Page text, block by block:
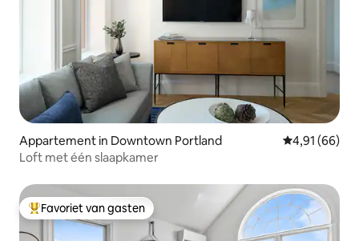
Appartement in Downtown Portland Gemiddelde
4,91 (66)
Loft met één slaapkamer
Topfavoriet van gasten
Favoriet van gasten